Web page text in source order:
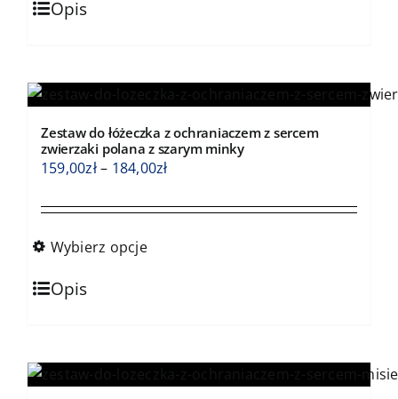
produkt
wariantów.
można
wybrać
stronie
produktu
Opis
Zestaw do łóżeczka z ochraniaczem z sercem
zwierzaki polana z szarym minky
159,00zł– 184,00złZakres
od
Wybierz opcje
Ten
produkt
wariantów.
Opis